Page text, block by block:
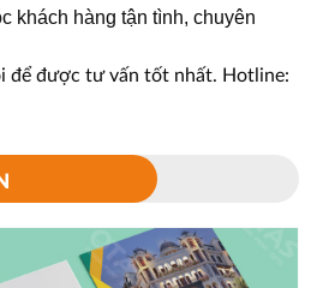
khách hàng tận tình, chuyên
để được tư vấn tốt nhất. Hotline: